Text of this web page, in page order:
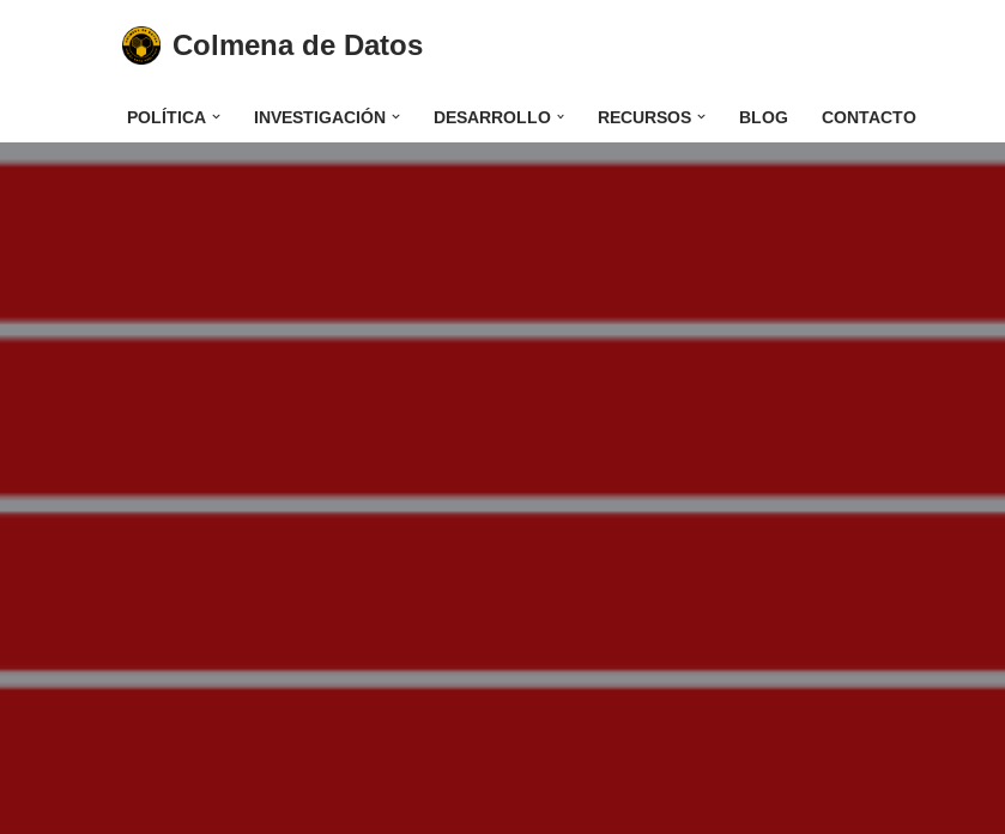
Colmena de Datos
POLÍTICA INVESTIGACIÓN DESARROLLO RECURSOS BLOG CONTACTO